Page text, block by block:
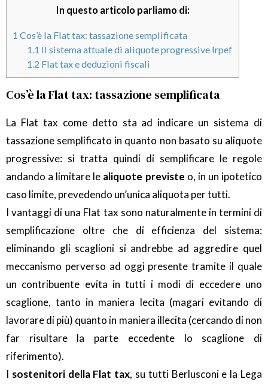
In questo articolo parliamo di:
1 Cos’è la Flat tax: tassazione semplificata
1.1 Il sistema attuale di aliquote progressive Irpef
1.2 Flat tax e deduzioni fiscali
Cos’è la Flat tax: tassazione semplificata
La Flat tax come detto sta ad indicare un sistema di
tassazione semplificato in quanto non basato su aliquote
progressive: si tratta quindi di semplificare le regole
andando a limitare le aliquote previste o, in un ipotetico
caso limite, prevedendo un’unica aliquota per tutti.
I vantaggi di una Flat tax sono naturalmente in termini di
semplificazione oltre che di efficienza del sistema:
eliminando gli scaglioni si andrebbe ad aggredire quel
meccanismo perverso ad oggi presente tramite il quale
un contribuente evita in tutti i modi di eccedere uno
scaglione, tanto in maniera lecita (magari evitando di
lavorare di più) quanto in maniera illecita (cercando di non
far risultare la parte eccedente lo scaglione di
riferimento).
I sostenitori della Flat tax, su tutti Berlusconi e la Lega